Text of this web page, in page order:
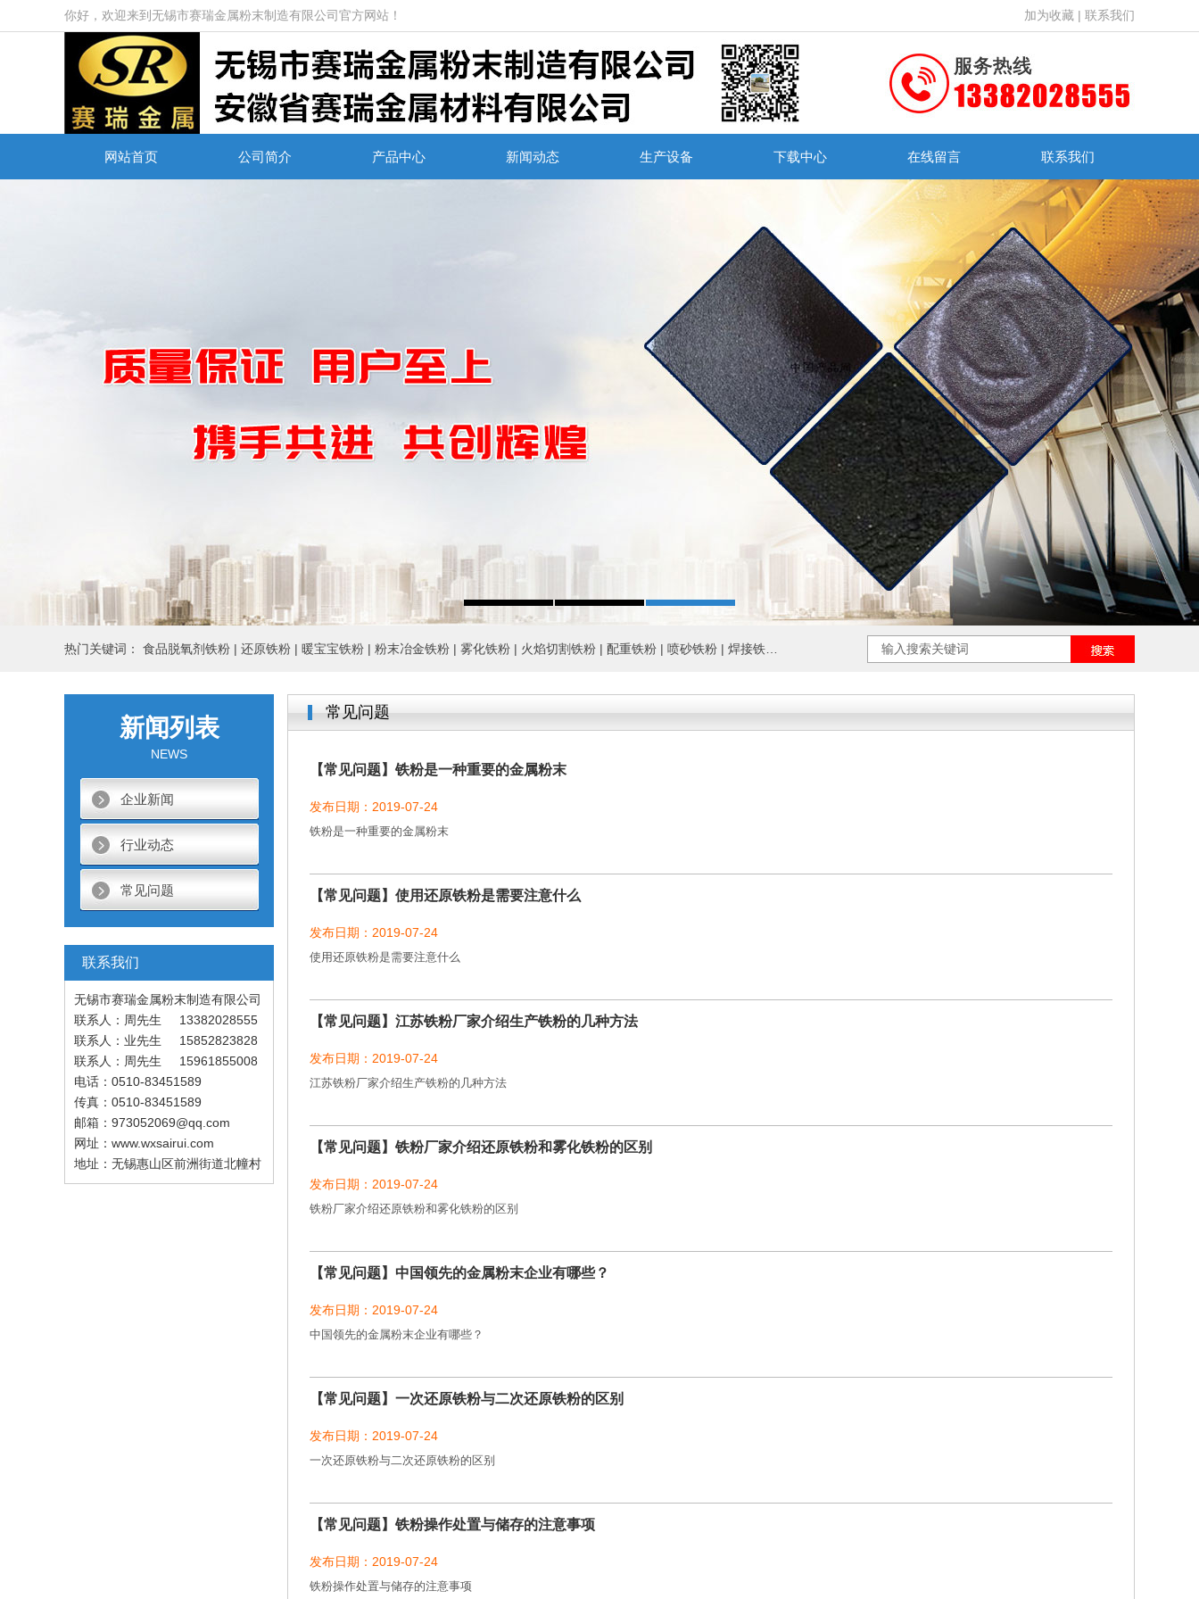
你好，欢迎来到无锡市赛瑞金属粉末制造有限公司官方网站！ 加为收藏 | 联系我们
网站首页 公司简介 产品中心 新闻动态 生产设备 下载中心 在线留言 联系我们
热门关键词： 食品脱氧剂铁粉 | 还原铁粉 | 暖宝宝铁粉 | 粉末冶金铁粉 | 雾化铁粉 | 火焰切割铁粉 | 配重铁粉 | 喷砂铁粉 | 焊接铁粉 | 鞋垫铁粉 |摩擦材料铁粉 | 化工铁粉 |
新闻列表
NEWS
企业新闻
行业动态
常见问题
联系我们
无锡市赛瑞金属粉末制造有限公司
联系人：周先生 13382028555
联系人：业先生 15852823828
联系人：周先生 15961855008
电话：0510-83451589
传真：0510-83451589
邮箱：973052069@qq.com
网址：www.wxsairui.com
地址：无锡惠山区前洲街道北幢村
常见问题
【常见问题】铁粉是一种重要的金属粉末
发布日期：2019-07-24
铁粉是一种重要的金属粉末
【常见问题】使用还原铁粉是需要注意什么
发布日期：2019-07-24
使用还原铁粉是需要注意什么
【常见问题】江苏铁粉厂家介绍生产铁粉的几种方法
发布日期：2019-07-24
江苏铁粉厂家介绍生产铁粉的几种方法
【常见问题】铁粉厂家介绍还原铁粉和雾化铁粉的区别
发布日期：2019-07-24
铁粉厂家介绍还原铁粉和雾化铁粉的区别
【常见问题】中国领先的金属粉末企业有哪些？
发布日期：2019-07-24
中国领先的金属粉末企业有哪些？
【常见问题】一次还原铁粉与二次还原铁粉的区别
发布日期：2019-07-24
一次还原铁粉与二次还原铁粉的区别
【常见问题】铁粉操作处置与储存的注意事项
发布日期：2019-07-24
铁粉操作处置与储存的注意事项